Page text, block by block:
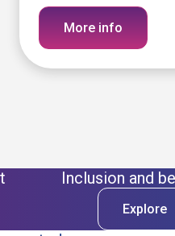
More info
Inclusion and
Explore